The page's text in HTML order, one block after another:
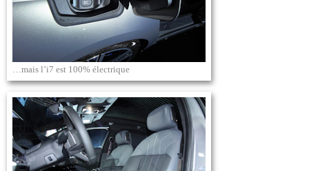
…mais l’i7 est 100% électrique